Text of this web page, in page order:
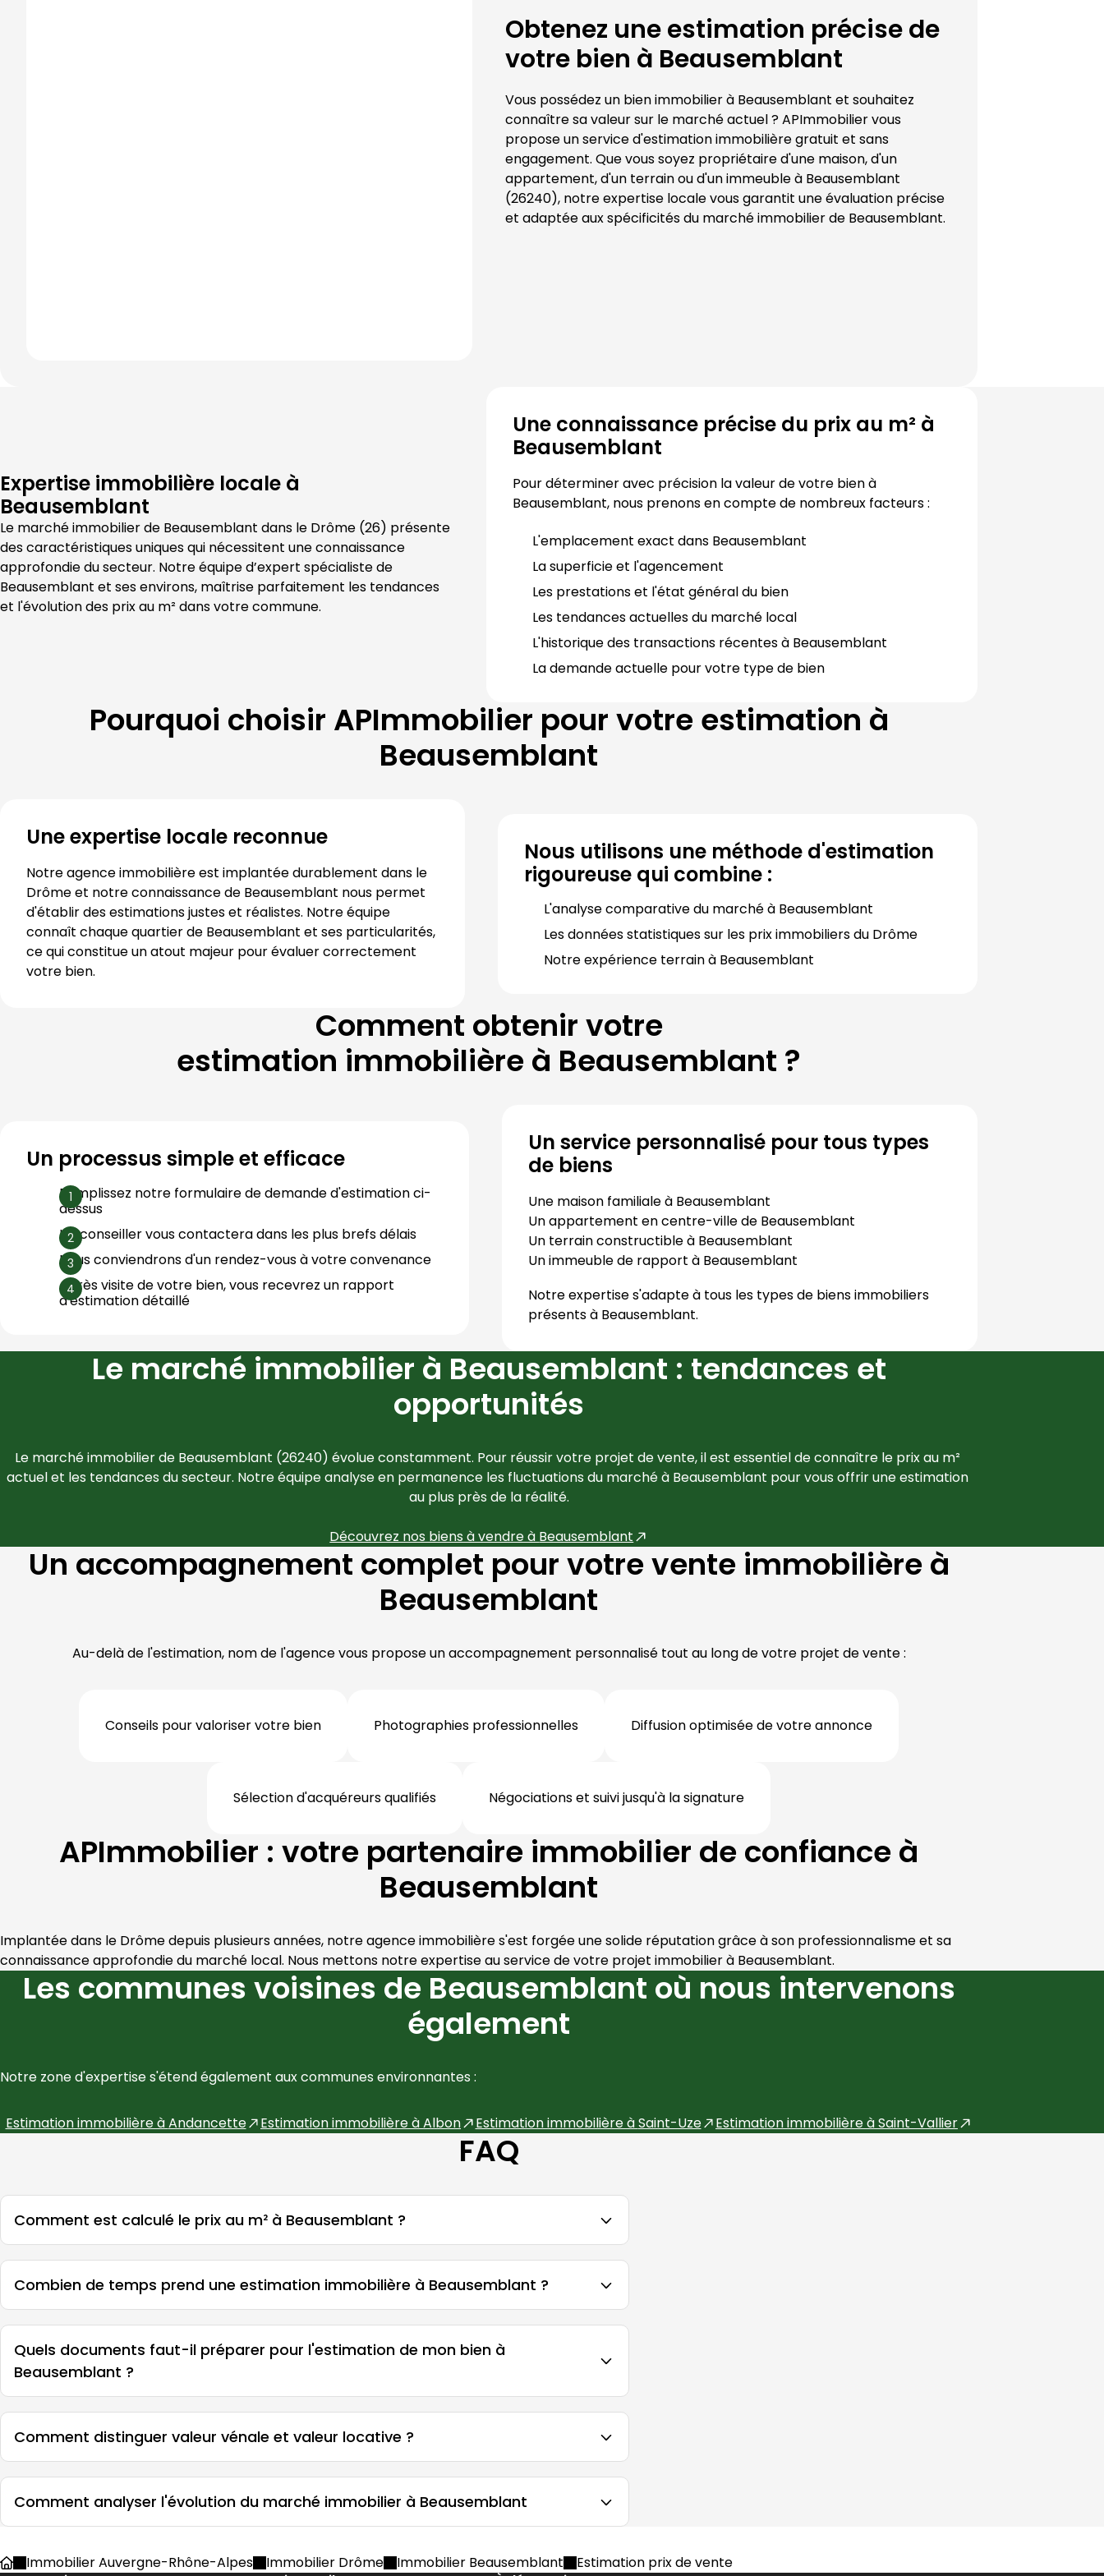
Obtenez une estimation précise de
votre bien à Beausemblant
Vous possédez un bien immobilier à Beausemblant et souhaitez
connaître sa valeur sur le marché actuel ? APImmobilier vous
propose un service d'estimation immobilière gratuit et sans
engagement. Que vous soyez propriétaire d'une maison, d'un
appartement, d'un terrain ou d'un immeuble à Beausemblant
(26240), notre expertise locale vous garantit une évaluation précise
et adaptée aux spécificités du marché immobilier de Beausemblant.
Expertise immobilière locale à
Beausemblant
Le marché immobilier de Beausemblant dans le Drôme (26) présente
des caractéristiques uniques qui nécessitent une connaissance
Beausemblant et ses environs, maîtrise parfaitement les tendances
et l'évolution des prix au m² dans votre commune.
Une connaissance précise du prix au m² à
Beausemblant
Beausemblant, nous prenons en compte de nombreux facteurs :
L'emplacement exact dans Beausemblant
La superficie et l'agencement
Les prestations et l'état général du bien
Les tendances actuelles du marché local
L'historique des transactions récentes à Beausemblant
La demande actuelle pour votre type de bien
Pourquoi choisir APImmobilier pour votre estimation à
Beausemblant
Une expertise locale reconnue
Drôme et notre connaissance de Beausemblant nous permet
d'établir des estimations justes et réalistes. Notre équipe
connaît chaque quartier de Beausemblant et ses particularités,
ce qui constitue un atout majeur pour évaluer correctement
votre bien.
Nous utilisons une méthode d'estimation
rigoureuse qui combine :
L'analyse comparative du marché à Beausemblant
Les données statistiques sur les prix immobiliers du Drôme
Notre expérience terrain à Beausemblant
Comment obtenir votre
estimation immobilière à Beausemblant ?
Un processus simple et efficace
Remplissez notre formulaire de demande d'estimation ci-
dessus
Un conseiller vous contactera dans les plus brefs délais
Nous conviendrons d'un rendez-vous à votre convenance
Après visite de votre bien, vous recevrez un rapport
d'estimation détaillé
Un service personnalisé pour tous types
de biens
Une maison familiale à Beausemblant
Un appartement en centre-ville de Beausemblant
Un terrain constructible à Beausemblant
Un immeuble de rapport à Beausemblant
Notre expertise s'adapte à tous les types de biens immobiliers
présents à Beausemblant.
Le marché immobilier à Beausemblant : tendances et
opportunités
Le marché immobilier de Beausemblant (26240) évolue constamment. Pour réussir votre projet de vente, il est essentiel de connaître le prix au m²
actuel et les tendances du secteur. Notre équipe analyse en permanence les fluctuations du marché à Beausemblant pour vous offrir une estimation
au plus près de la réalité.
Découvrez nos biens à vendre à Beausemblant
Un accompagnement complet pour votre vente immobilière à
Beausemblant
Au-delà de l'estimation, nom de l'agence vous propose un accompagnement personnalisé tout au long de votre projet de vente :
Conseils pour valoriser votre bien Photographies professionnelles Diffusion optimisée de votre annonce
Sélection d'acquéreurs qualifiés Négociations et suivi jusqu'à la signature
APImmobilier : votre partenaire immobilier de confiance à
Beausemblant
Implantée dans le Drôme depuis plusieurs années, notre agence immobilière s'est forgée une solide réputation grâce à son professionnalisme et sa
connaissance approfondie du marché local. Nous mettons notre expertise au service de votre projet immobilier à Beausemblant.
Les communes voisines de Beausemblant où nous intervenons
également
Notre zone d'expertise s'étend également aux communes environnantes :
Estimation immobilière àAndancette Estimation immobilière àAlbon Estimation immobilière àSaint-Uze Estimation immobilière àSaint-Vallier
FAQ
Comment est calculé le prix au m² à Beausemblant ?
Combien de temps prend une estimation immobilière à Beausemblant ?
Quels documents faut-il préparer pour l'estimation de mon bien à
Beausemblant ?
Comment distinguer valeur vénale et valeur locative ?
Comment analyser l'évolution du marché immobilier à Beausemblant
AccueilImmobilier Auvergne-Rhône-Alpes Immobilier Drôme Immobilier Beausemblant
Estimation prix de vente